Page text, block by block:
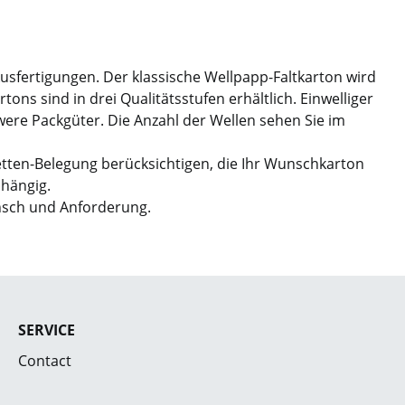
Der klassische Wellpapp-Faltkarton wird
sind in drei Qualitätsstufen erhältlich. Einwelliger
Packgüter. Die Anzahl der Wellen sehen Sie im
Belegung berücksichtigen, die Ihr Wunschkarton
und Anforderung.
SERVICE
Contact